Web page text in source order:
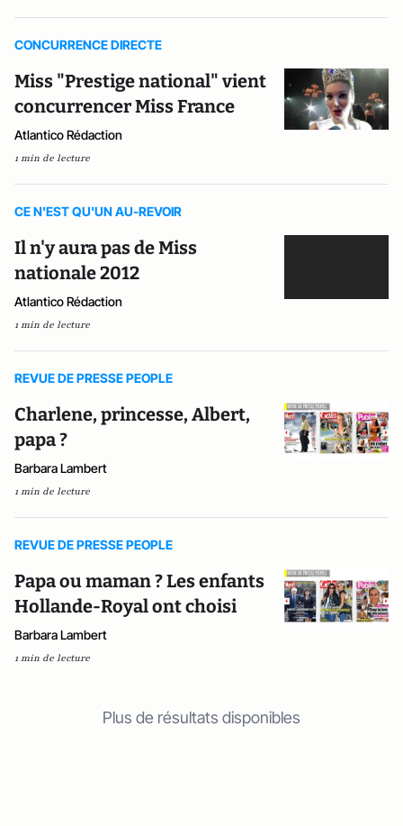
CONCURRENCE DIRECTE
Miss "Prestige national" vient
concurrencer Miss France
Atlantico Rédaction
1 min de lecture
CE N'EST QU'UN AU-REVOIR
Il n'y aura pas de Miss
nationale 2012
Atlantico Rédaction
1 min de lecture
REVUE DE PRESSE PEOPLE
Charlene, princesse, Albert,
papa ?
Barbara Lambert
1 min de lecture
REVUE DE PRESSE PEOPLE
Papa ou maman ? Les enfants
Hollande-Royal ont choisi
Barbara Lambert
1 min de lecture
Plus de résultats disponibles